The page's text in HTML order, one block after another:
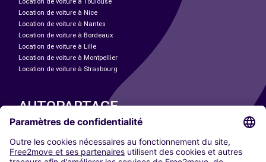
Location de voiture à Nice
Location de voiture à Nantes
Location de voiture à Bordeaux
Location de voiture à Lille
Location de voiture à Montpellier
Location de voiture à Strasbourg
AUTOPARTAGE
Paris
Madrid